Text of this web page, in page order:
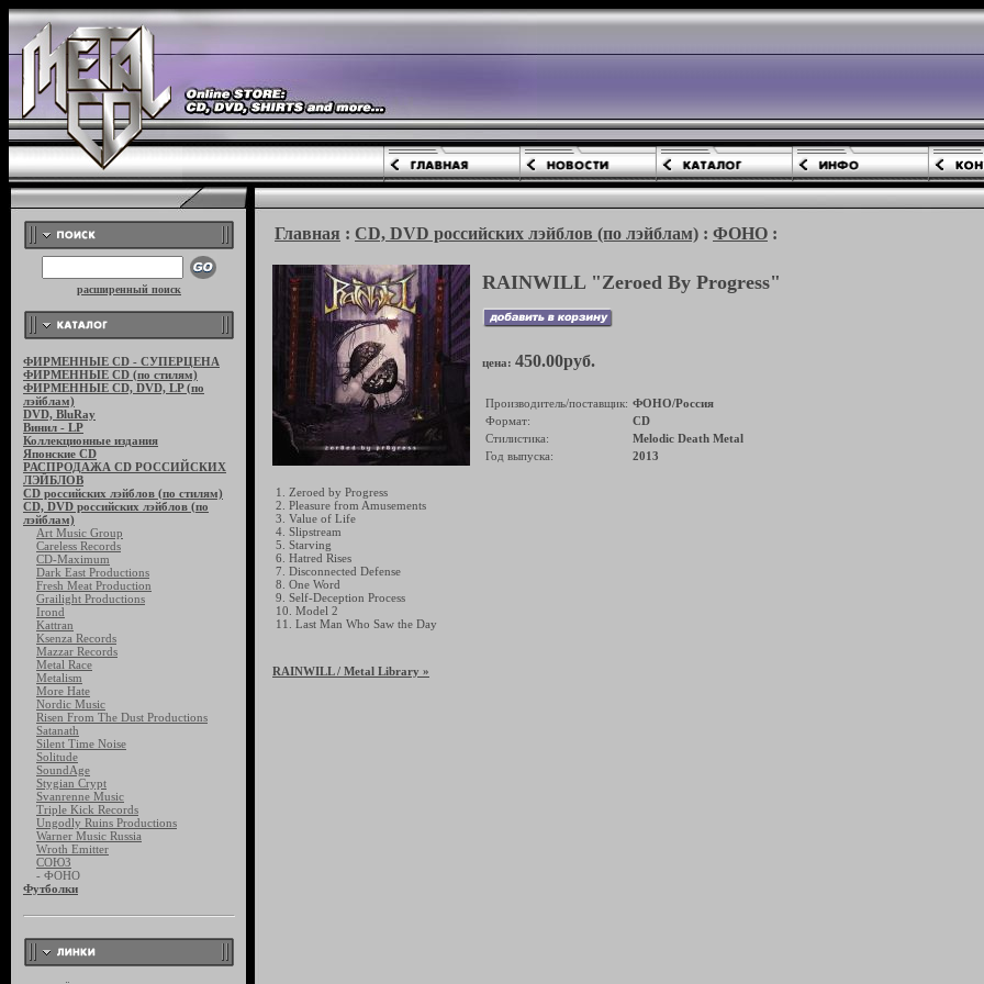
расширенный поиск
ФИРМЕННЫЕ CD - СУПЕРЦЕНА
ФИРМЕННЫЕ CD (по стилям)
ФИРМЕННЫЕ CD, DVD, LP (по
лэйблам)
DVD, BluRay
Винил - LP
Коллекционные издания
Японские CD
РАСПРОДАЖА CD РОССИЙСКИХ
ЛЭЙБЛОВ
CD российских лэйблов (по стилям)
CD, DVD российских лэйблов (по
лэйблам)
Art Music Group
Careless Records
CD-Maximum
Dark East Productions
Fresh Meat Production
Grailight Productions
Irond
Kattran
Ksenza Records
Mazzar Records
Metal Race
Metalism
More Hate
Nordic Music
Risen From The Dust Productions
Satanath
Silent Time Noise
Solitude
SoundAge
Stygian Crypt
Svanrenne Music
Triple Kick Records
Ungodly Ruins Productions
Warner Music Russia
Wroth Emitter
СОЮЗ
- ФОНО
Футболки
Главная : CD, DVD российских лэйблов (по лэйблам) : ФОНО :
RAINWILL "Zeroed By Progress"
цена: 450.00руб.
Производитель/поставщик: ФОНО/Россия
Формат:
CD
Стилистика:
Melodic Death Metal
Год выпуска:
2013
1. Zeroed by Progress
2. Pleasure from Amusements
3. Value of Life
4. Slipstream
5. Starving
6. Hatred Rises
7. Disconnected Defense
8. One Word
9. Self-Deception Process
10. Model 2
11. Last Man Who Saw the Day
RAINWILL/ Metal Library »